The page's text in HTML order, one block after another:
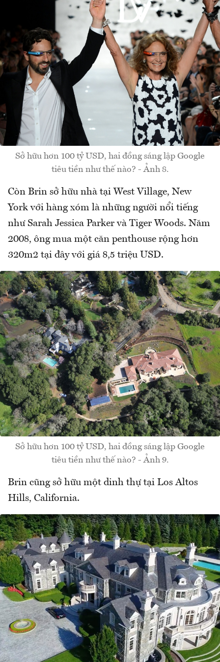
Sở hữu hơn 100 tỷ USD, hai đồng sáng lập Google
tiêu tiền như thế nào? - Ảnh 8.
Còn Brin sở hữu nhà tại West Village, New
York với hàng xóm là những người nổi tiếng
như Sarah Jessica Parker và Tiger Woods. Năm
2008, ông mua một căn penthouse rộng hơn
320m2 tại đây với giá 8,5 triệu USD.
Sở hữu hơn 100 tỷ USD, hai đồng sáng lập Google
tiêu tiền như thế nào? - Ảnh 9.
Brin cũng sở hữu một dinh thự tại Los Altos
Hills, California.